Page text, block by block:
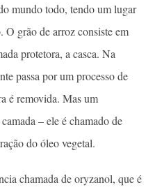
mundo todo, tendo um lugar
grão de arroz consiste em
protetora, a casca. Na
passa por um processo de
é removida. Mas um
– ele é chamado de
do óleo vegetal.
chamada de oryzanol, que é